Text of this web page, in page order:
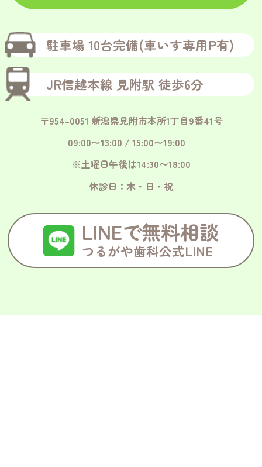
駐車場 10台完備(車いす専用P有)
JR信越本線 見附駅 徒歩6分
〒954-0051 新潟県見附市本所1丁目9番41号
09:00〜13:00 / 15:00〜19:00
※土曜日午後は14:30〜18:00
休診日：木・日・祝
LINEで無料相談
つるがや歯科公式LINE